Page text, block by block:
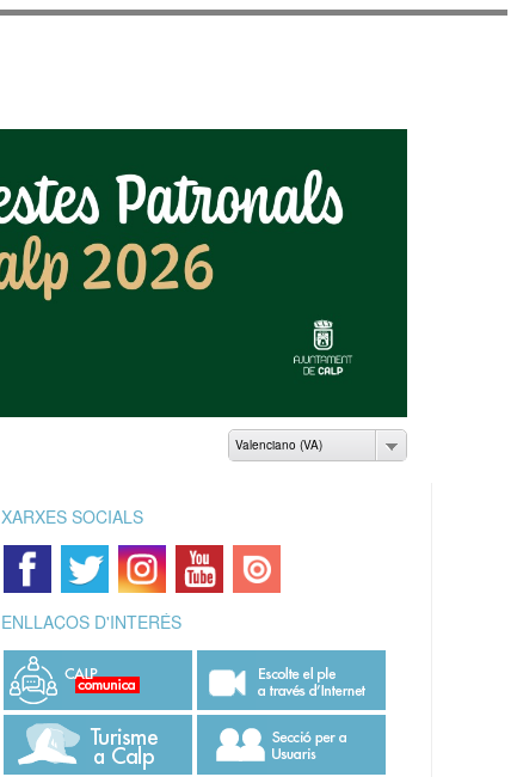
Valenciano (VA)
XARXES SOCIALS
ENLLAÇOS D'INTERÉS